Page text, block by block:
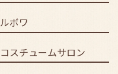
ルボワ
コスチュームサロン